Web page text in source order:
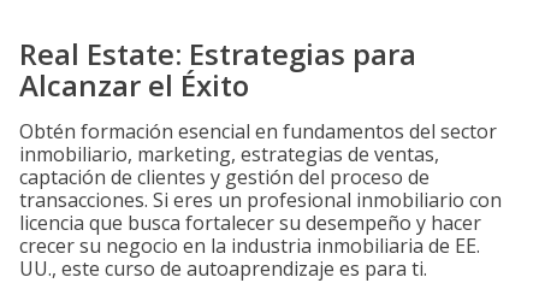
Real Estate: Estrategias para
Alcanzar el Éxito
Obtén formación esencial en fundamentos del sector
inmobiliario, marketing, estrategias de ventas,
captación de clientes y gestión del proceso de
transacciones. Si eres un profesional inmobiliario con
licencia que busca fortalecer su desempeño y hacer
crecer su negocio en la industria inmobiliaria de EE.
UU., este curso de autoaprendizaje es para ti.